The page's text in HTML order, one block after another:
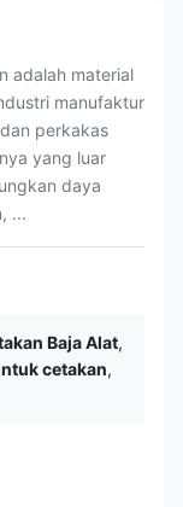
adalah material
manufaktur
perkakas
yang luar
daya
...
Baja Alat,
cetakan,